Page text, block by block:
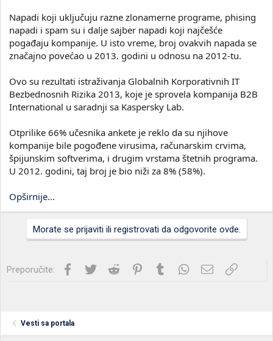
Napadi koji uključuju razne zlonamerne programe, phising
napadi i spam su i dalje sajber napadi koji najčešće
pogađaju kompanije. U isto vreme, broj ovakvih napada se
značajno povećao u 2013. godini u odnosu na 2012-tu.
Ovo su rezultati istraživanja Globalnih Korporativnih IT
Bezbednosnih Rizika 2013, koje je sprovela kompanija B2B
International u saradnji sa Kaspersky Lab.
Otprilike 66% učesnika ankete je reklo da su njihove
kompanije bile pogođene virusima, računarskim crvima,
špijunskim softverima, i drugim vrstama štetnih programa.
U 2012. godini, taj broj je bio niži za 8% (58%).
Opširnije...
Morate se prijaviti ili registrovati da odgovorite ovde.
Preporučite: Facebook
Twitter Reddit PinterestTumblrWhatsApp
Imejl Link
Vesti sa portala